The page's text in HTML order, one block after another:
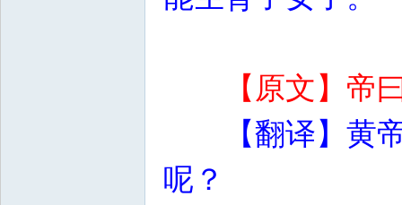
【原文】帝
【翻译】黄
呢？